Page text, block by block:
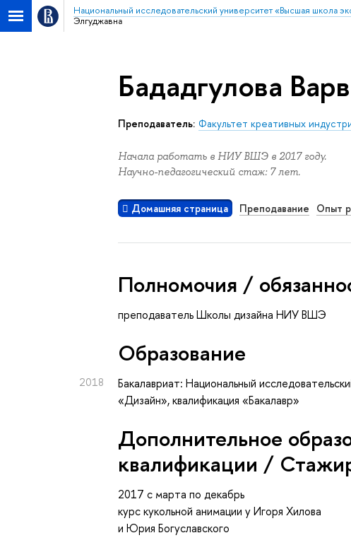
Национальный исследовательский университет «Высшая школа
Элгуджавна
Бададгулова
Преподаватель: Факультет креативных
Начала работать в НИУ ВШЭ в 2017 году.
Научно-педагогический стаж: 7 лет.
Домашняя страница Преподавание Опыт
Полномочия /
преподаватель Школы дизайна НИУ ВШЭ
Oбразование
2018
Бакалавриат: Национальный
«Дизайн», квалификация «Бакалавр»
Дополнительное
квалификации /
2017 с марта по декабрь
курс кукольной анимации у Игоря Хилова
и Юрия Богуславского